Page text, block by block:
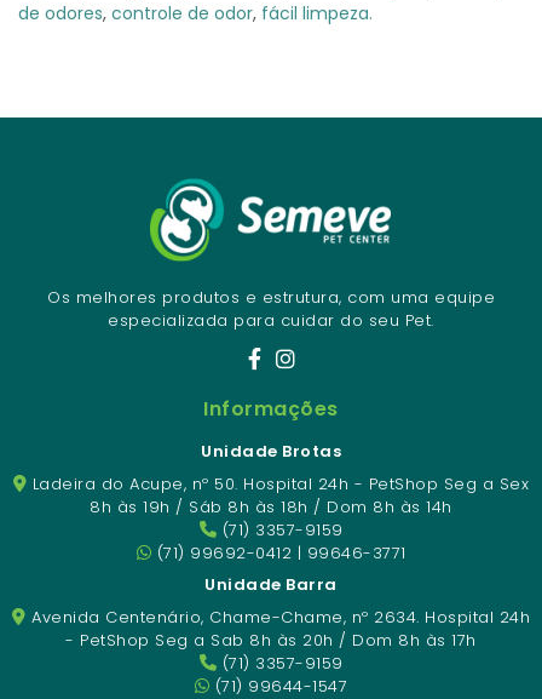
de odores, controle de odor, fácil limpeza.
Os melhores produtos e estrutura, com uma equipe
especializada para cuidar do seu Pet.
Informações
Unidade Brotas
Ladeira do Acupe, nº 50. Hospital 24h - PetShop Seg a Sex
8h às 19h / Sáb 8h às 18h / Dom 8h às 14h
(71) 3357-9159
(71) 99692-0412 | 99646-3771
Unidade Barra
Avenida Centenário, Chame-Chame, nº 2634. Hospital 24h
- PetShop Seg a Sab 8h às 20h / Dom 8h às 17h
(71) 3357-9159
(71) 99644-1547